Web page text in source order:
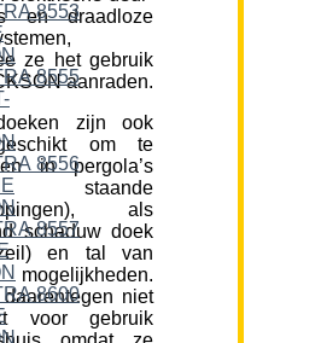
en draadloze
ze het gebruik
aanraden.
zijn ook
om te
in pergola’s
staande
als
schaduw doek
en tal van
mogelijkheden.
niet
voor gebruik